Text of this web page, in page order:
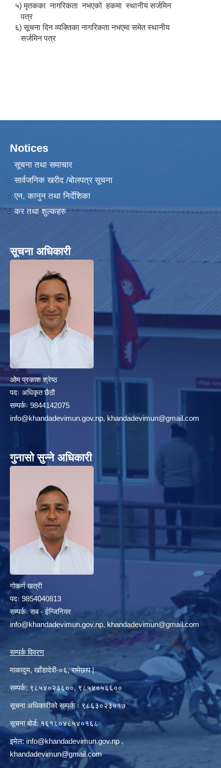
५) मृतकका नागरिकता नभएको हकमा स्थानीय सर्जमिन
पत्र
६) सूचना दिन व्यक्तिका नागरिकता नभएमा समेत स्थानीय
सर्जमिन पत्र
Notices
सूचना तथा समाचार
सार्वजनिक खरीद /बोलपत्र सूचना
एन, कानुन तथा निर्देशिका
कर तथा शुल्कहरु
सूचना अधिकारी
ओम प्रकाश श्रेष्ठ
पदः अधिकृत छैठौ
सम्पर्कः 9844142075
info@khandadevimun.gov.np, khandadevimun@gmail.com
गुनासो सुन्ने अधिकारी
गोकर्ण खत्री
पदः 9854040813
सम्पर्कः सब - ईन्जिनियर
info@khandadevimun.gov.np, khandadevimun@gmail.com
सम्पर्क विवरण
माकादुम, खाँडादेवी-०६, रामेछाप |
सम्पर्क: ९८५४०२३६००, ९८५४०५६६००
सूचना अधिकारीको सम्पर्क ः ९८६३०२३०१७
सूचना बोर्ड: १६१८०४८५४०१६८
इमेल: info@khandadevimun.gov.np,
khandadevimun@gmail.com